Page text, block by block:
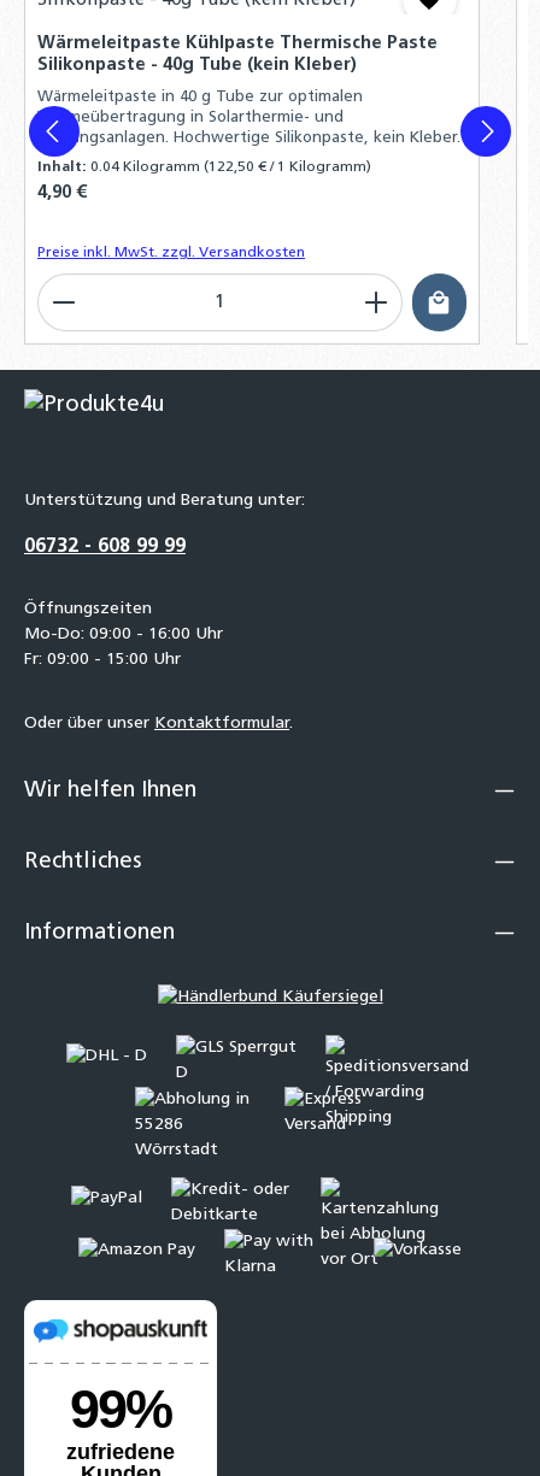
18,40 €
DN20 Wellrohr Verschraubung
Schnellverschraubung Schnellkupplung für
Solarleitungen
19,30 €
Wärmeleitpaste Kühlpaste Thermische Paste
Silikonpaste - 40g Tube (kein Kleber)
Wärmeleitpaste in 40 g Tube zur optimalen
Wärmeübertragung in Solarthermie- und
Heizungsanlagen. Hochwertige Silikonpaste, kein Kleber.
Inhalt:0.04 Kilogramm(122,50 € / 1 Kilogramm)
Regulärer Preis:
4,90 €
Preise inkl. MwSt. zzgl. Versandkosten
Produkt Anzahl: Gib den gewünschten Wert
Unterstützung und Beratung unter:
06732 - 608 99 99
Öffnungszeiten
Mo-Do: 09:00 - 16:00 Uhr
Fr: 09:00 - 15:00 Uhr
Oder über unser Kontaktformular.
Wir helfen Ihnen
Rechtliches
Informationen